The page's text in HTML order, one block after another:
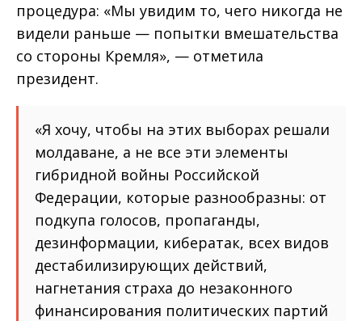
процедура: «Мы увидим то, чего никогда не
видели раньше — попытки вмешательства
со стороны Кремля», — отметила
президент.
«Я хочу, чтобы на этих выборах решали
молдаване, а не все эти элементы
гибридной войны Российской
Федерации, которые разнообразны: от
подкупа голосов, пропаганды,
дезинформации, кибератак, всех видов
дестабилизирующих действий,
нагнетания страха до незаконного
финансирования политических партий